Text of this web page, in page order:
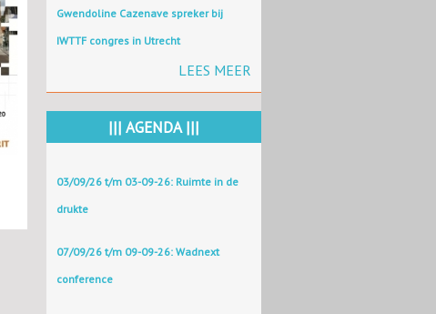
Gwendoline Cazenave spreker bij
IWTTF congres in Utrecht
LEES MEER
||| AGENDA |||
03/09/26 t/m 03-09-26: Ruimte in de
drukte
07/09/26 t/m 09-09-26: Wadnext
conference